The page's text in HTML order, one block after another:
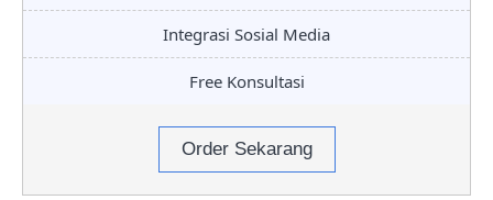
Integrasi Sosial Media
Free Konsultasi
Order Sekarang